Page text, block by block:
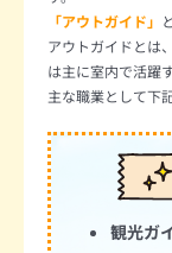
「アウトガイド」 と
アウトガイドとは
は主に室内で活躍
主な職業として下
観光ガ